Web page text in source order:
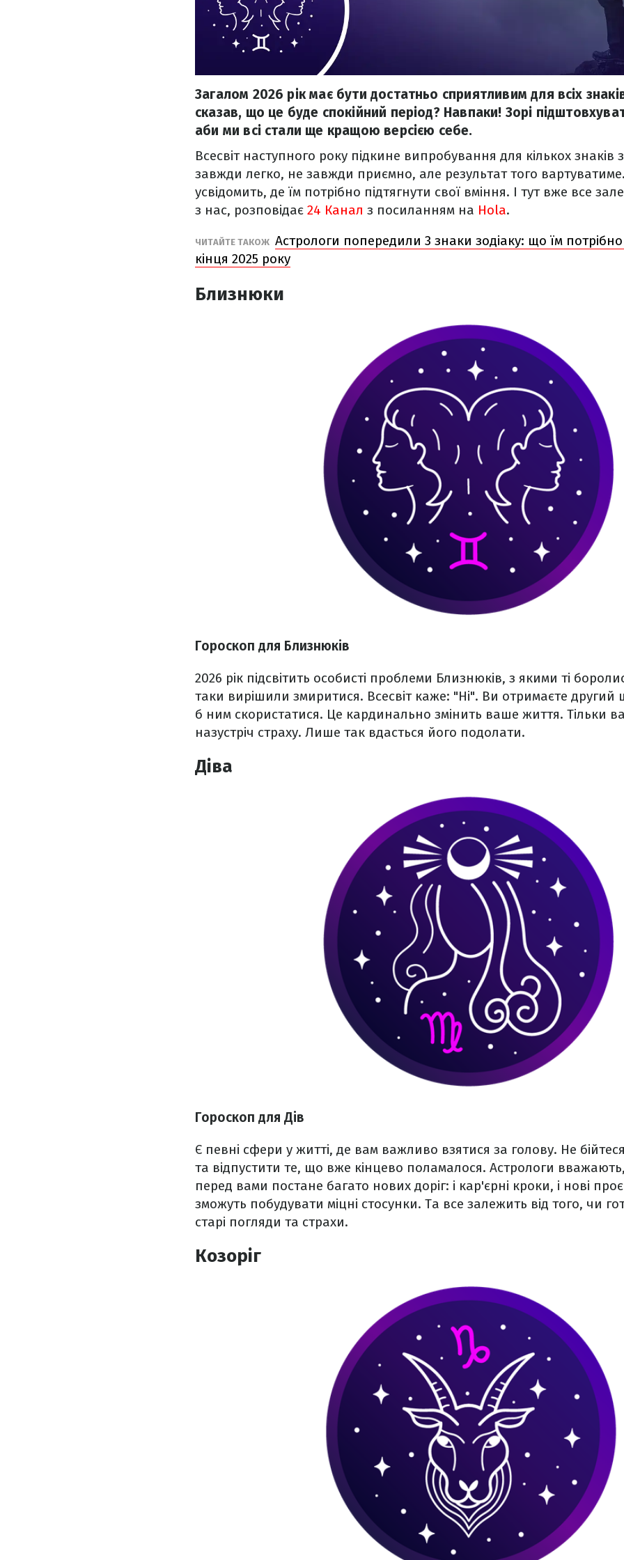
Загалом 2026 рік має бути достатньо сприятливим для всіх
сказав, що це буде спокійний період? Навпаки! Зорі
аби ми всі стали ще кращою версією себе.
Всесвіт наступного року підкине випробування для кількох знаків
завжди легко, не завжди приємно, але результат того
усвідомить, де їм потрібно підтягнути свої вміння. І тут вже все
з нас, розповідає 24 Канал з посиланням на Hola.
ЧИТАЙТЕ ТАКОЖ Астрологи попередили 3 знаки зодіаку: що їм
кінця 2025 року
Близнюки
Гороскоп для Близнюків
2026 рік підсвітить особисті проблеми Близнюків, з якими ті
таки вирішили змиритися. Всесвіт каже: "Ні". Ви отримаєте
б ним скористатися. Це кардинально змінить ваше життя. Тільки
назустріч страху. Лише так вдасться його подолати.
Діва
Гороскоп для Дів
Є певні сфери у житті, де вам важливо взятися за голову. Не
та відпустити те, що вже кінцево поламалося. Астрологи
перед вами постане багато нових доріг: і кар'єрні кроки, і нові
зможуть побудувати міцні стосунки. Та все залежить від того, чи
старі погляди та страхи.
Козоріг